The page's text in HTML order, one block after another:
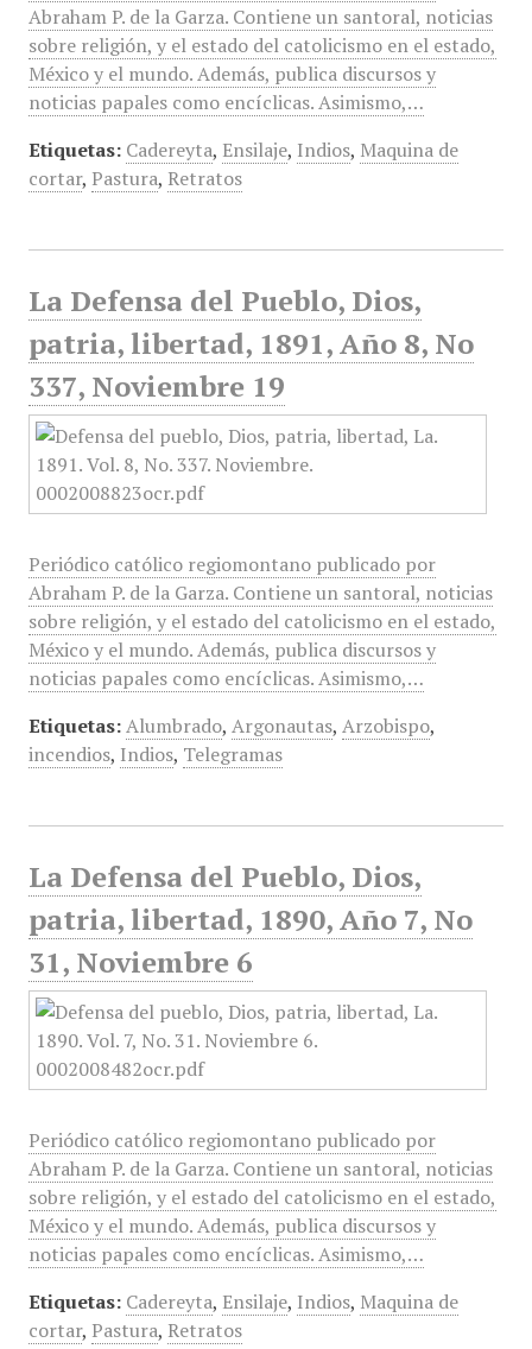
Abraham P. de la Garza. Contiene un santoral, noticias
sobre religión, y el estado del catolicismo en el estado,
México y el mundo. Además, publica discursos y
noticias papales como encíclicas. Asimismo,…
Etiquetas: Cadereyta, Ensilaje, Indios, Maquina de
cortar, Pastura, Retratos
La Defensa del Pueblo, Dios,
patria, libertad, 1891, Año 8, No
337, Noviembre 19
Periódico católico regiomontano publicado por
Abraham P. de la Garza. Contiene un santoral, noticias
sobre religión, y el estado del catolicismo en el estado,
México y el mundo. Además, publica discursos y
noticias papales como encíclicas. Asimismo,…
Etiquetas: Alumbrado, Argonautas, Arzobispo,
incendios, Indios, Telegramas
La Defensa del Pueblo, Dios,
patria, libertad, 1890, Año 7, No
31, Noviembre 6
Periódico católico regiomontano publicado por
Abraham P. de la Garza. Contiene un santoral, noticias
sobre religión, y el estado del catolicismo en el estado,
México y el mundo. Además, publica discursos y
noticias papales como encíclicas. Asimismo,…
Etiquetas: Cadereyta, Ensilaje, Indios, Maquina de
cortar, Pastura, Retratos